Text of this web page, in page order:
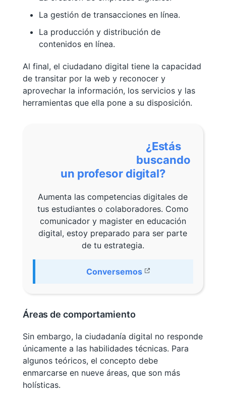
La gestión de transacciones en línea.
La producción y distribución de
contenidos en línea.
Al final, el ciudadano digital tiene la capacidad
de transitar por la web y reconocer y
aprovechar la información, los servicios y las
herramientas que ella pone a su disposición.
¿Estás
buscando
un profesor digital?
Aumenta las competencias digitales de
tus estudiantes o colaboradores. Como
comunicador y magister en educación
digital, estoy preparado para ser parte
de tu estrategia.
Conversemos
Áreas de comportamiento
Sin embargo, la ciudadanía digital no responde
únicamente a las habilidades técnicas. Para
algunos teóricos, el concepto debe
enmarcarse en nueve áreas, que son más
holísticas.